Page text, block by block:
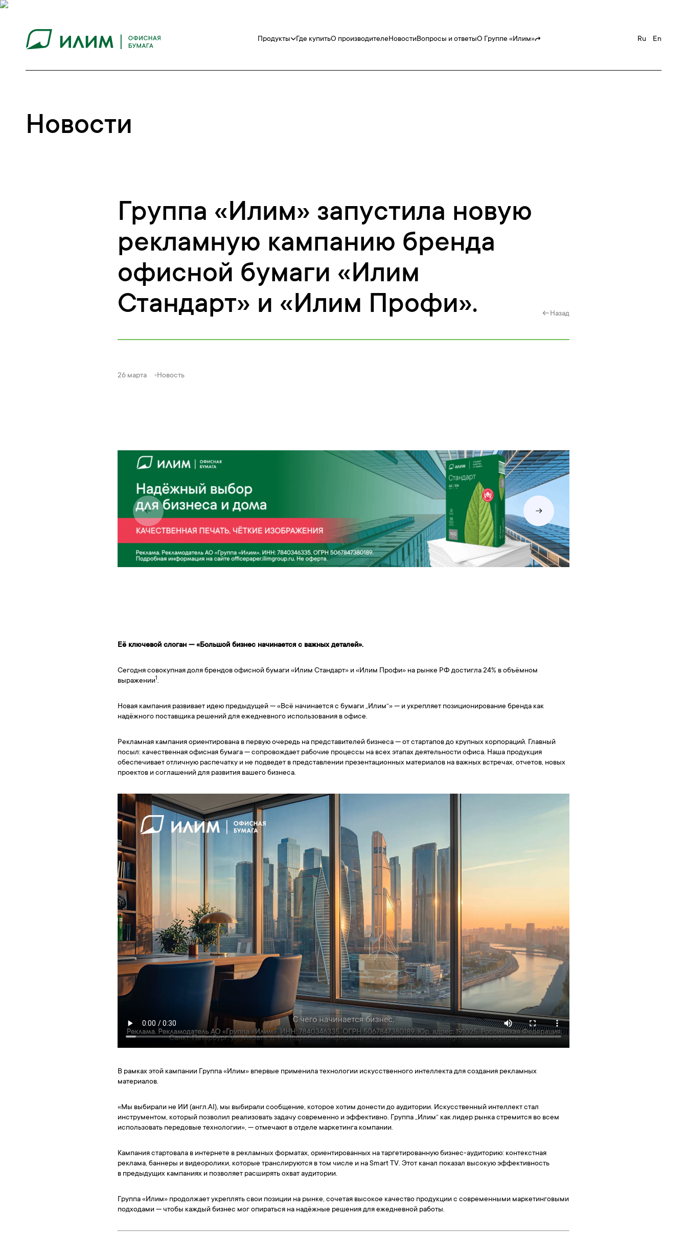
Продукты Где купитьО производителеНовостиВопросы и ответыО Группе «Илим» Ru En
Новости
Группа «Илим» запустила новую
рекламную кампанию бренда
офисной бумаги «Илим
Стандарт» и «Илим Профи».
Назад
26 марта Новость
Её ключевой слоган — «Большой бизнес начинается с важных деталей».
Сегодня совокупная доля брендов офисной бумаги «Илим Стандарт» и «Илим Профи» на рынке РФ достигла 24% в объёмном
выражении1.
Новая кампания развивает идею предыдущей — «Всё начинается с бумаги „Илим“» — и укрепляет позиционирование бренда как
надёжного поставщика решений для ежедневного использования в офисе.
Рекламная кампания ориентирована в первую очередь на представителей бизнеса — от стартапов до крупных корпораций. Главный
посыл: качественная офисная бумага — сопровождает рабочие процессы на всех этапах деятельности офиса. Наша продукция
обеспечивает отличную распечатку и не подведет в представлении презентационных материалов на важных встречах, отчетов, новых
проектов и соглашений для развития вашего бизнеса.
В рамках этой кампании Группа «Илим» впервые применила технологии искусственного интеллекта для создания рекламных
материалов.
«Мы выбирали не ИИ (англ.AI), мы выбирали сообщение, которое хотим донести до аудитории. Искусственный интеллект стал
инструментом, который позволил реализовать задачу современно и эффективно. Группа „Илим“ как лидер рынка стремится во всем
использовать передовые технологии», — отмечают в отделе маркетинга компании.
Кампания стартовала в интернете в рекламных форматах, ориентированных на таргетированную бизнес-аудиторию: контекстная
реклама, баннеры и видеоролики, которые транслируются в том числе и на Smart TV. Этот канал показал высокую эффективность
в предыдущих кампаниях и позволяет расширять охват аудитории.
Группа «Илим» продолжает укреплять свои позиции на рынке, сочетая высокое качество продукции с современными маркетинговыми
подходами — чтобы каждый бизнес мог опираться на надёжные решения для ежедневной работы.